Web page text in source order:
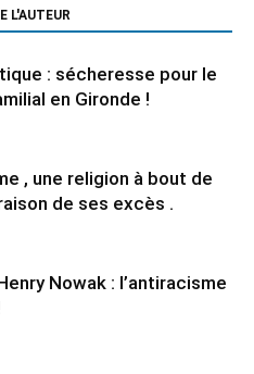
L'AUTEUR
: sécheresse pour le
en Gironde !
, une religion à bout de
de ses excès .
Nowak : l’antiracisme